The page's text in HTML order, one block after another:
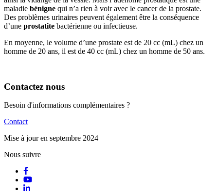
maladie bénigne qui n’a rien à voir avec le cancer de la prostate.
Des problèmes urinaires peuvent également être la conséquence
d’une prostatite bactérienne ou infectieuse.
En moyenne, le volume d’une prostate est de 20 cc (mL) chez un
homme de 20 ans, il est de 40 cc (mL) chez un homme de 50 ans.
Contactez nous
Besoin d'informations complémentaires ?
Contact
Mise à jour en septembre 2024
Nous suivre